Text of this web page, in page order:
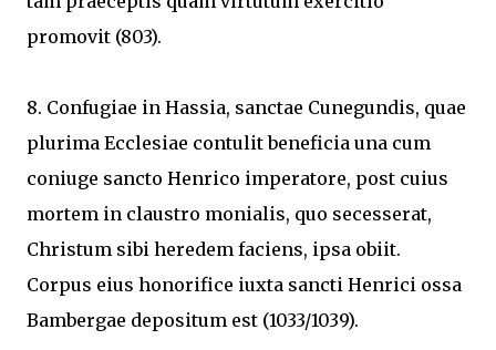
promovit (803).
8. Confugiae in Hassia, sanctae Cunegundis, quae
plurima Ecclesiae contulit beneficia una cum
coniuge sancto Henrico imperatore, post cuius
mortem in claustro monialis, quo secesserat,
Christum sibi heredem faciens, ipsa obiit.
Corpus eius honorifice iuxta sancti Henrici ossa
Bambergae depositum est (1033/1039).